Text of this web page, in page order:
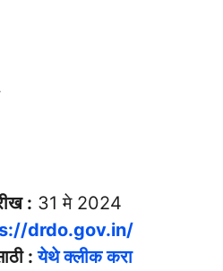
: 31 मे 2024
drdo.gov.in/
:येथे क्लीक करा